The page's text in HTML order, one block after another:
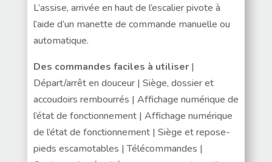
L’assise, arrivée en haut de l’escalier pivote à
l’aide d’un manette de commande manuelle ou
automatique.
Des commandes faciles à utiliser |
Départ/arrêt en douceur | Siège, dossier et
accoudoirs rembourrés | Affichage numérique de
l’état de fonctionnement | Affichage numérique
de l’état de fonctionnement | Siège et repose-
pieds escamotables | Télécommandes |